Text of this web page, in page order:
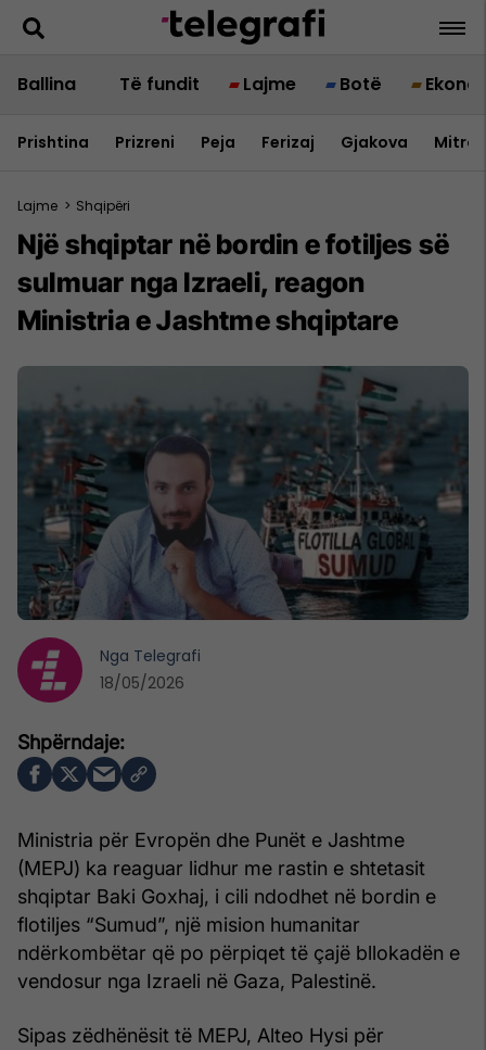
Ballina Të fundit Lajme Botë
Prishtina Prizreni Peja Ferizaj Gjakova
Lajme > Shqipëri
Një shqiptar në bordin e fotiljes së
sulmuar nga Izraeli, reagon
Ministria e Jashtme shqiptare
Ministria për Evropën dhe Punët e Jashtme
(MEPJ) ka reaguar lidhur me rastin e shtetasit
shqiptar Baki Goxhaj, i cili ndodhet në bordin e
flotiljes “Sumud”, një mision humanitar
ndërkombëtar që po përpiqet të çajë bllokadën e
vendosur nga Izraeli në Gaza, Palestinë.
Sipas zëdhënësit të MEPJ, Alteo Hysi për
Nga Telegrafi
18/05/2026